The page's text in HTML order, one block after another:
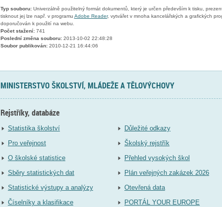
Typ souboru:Univerzálně použitelný formát dokumentů, který je určen především k tisku,
tisknout jej lze např. v programu Adobe Reader, vytvářet v mnoha kancelářských a grafických
doporučován k použití na webu.
Počet stažení:741
Poslední změna souboru:2013-10-02 22:48:28
Soubor publikován:2010-12-21 16:44:06
MINISTERSTVO ŠKOLSTVÍ, MLÁDEŽE A TĚLOVÝCHOVY
Rejstříky, databáze
Statistika školství
Pro veřejnost
O školské statistice
Sběry statistických dat
Statistické výstupy a analýzy
Číselníky a klasifikace
Důležité odkazy
Školský rejstřík
Přehled vysokých škol
Plán veřejných zakázek 2026
Otevřená data
PORTÁL YOUR EUROPE